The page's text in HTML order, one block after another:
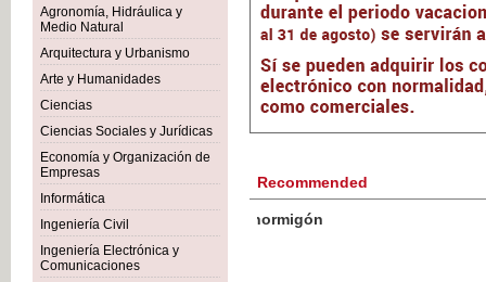
Agronomía, Hidráulica y
Medio Natural
Arquitectura y Urbanismo
Arte y Humanidades
Ciencias
Ciencias Sociales y Jurídicas
Economía y Organización de
Empresas
Informática
Ingeniería Civil
Ingeniería Electrónica y
Comunicaciones
Recommended
Botánica Agroalimentaria